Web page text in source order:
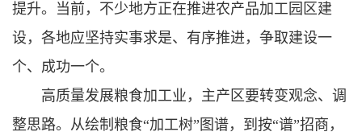
提升。当前，不少地方正在推进农产品加工园区建
设，各地应坚持实事求是、有序推进，争取建设一
个、成功一个。
高质量发展粮食加工业，主产区要转变观念、调
整思路。从绘制粮食“加工树”图谱，到按“谱”招商，